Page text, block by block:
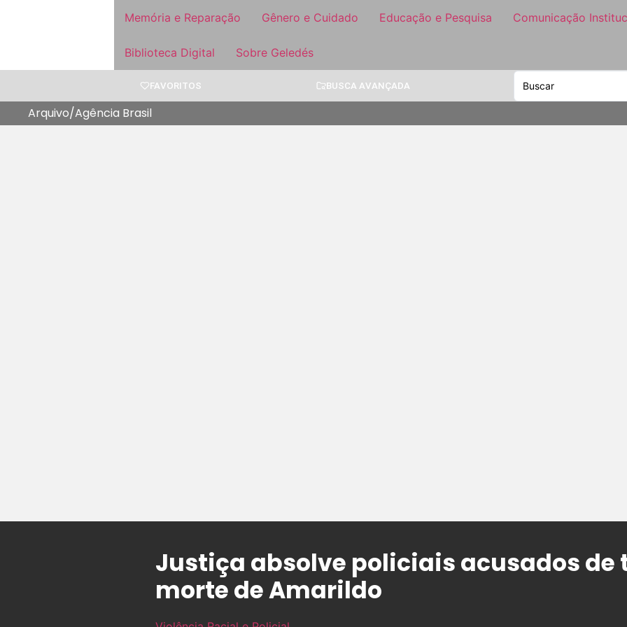
Memória e Reparação Gênero e Cuidado Educação e Pesquisa Comunicação
Biblioteca Digital Sobre Geledés
FAVORITOS BUSCA AVANÇADA
Arquivo/Agência Brasil
Justiça absolve policiais acusados de
morte de Amarildo